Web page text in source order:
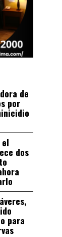
de
por
dos
para